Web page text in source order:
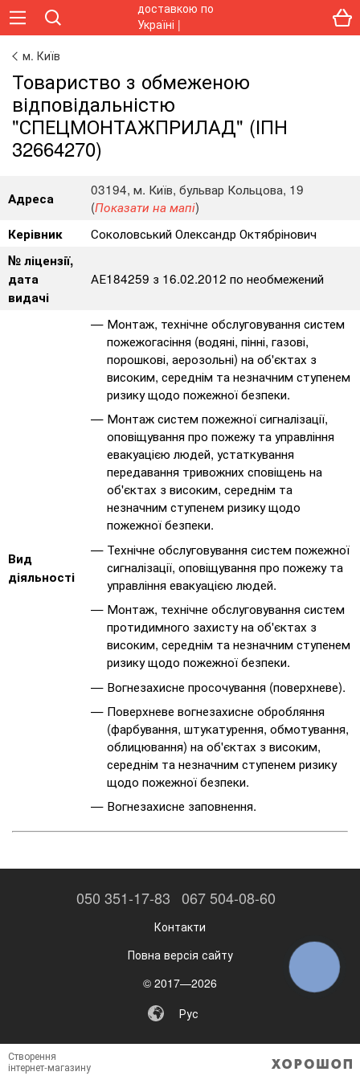
м. Київ
Товариство з обмеженою
відповідальністю
"СПЕЦМОНТАЖПРИЛАД" (ІПН
32664270)
Адреса
03194, м. Київ, бульвар Кольцова, 19
(Показати на мапі)
Керівник
Соколовський Олександр Октябрінович
№ ліцензії,
дата
видачі
АЕ184259 з 16.02.2012 по необмежений
Вид
діяльності
Монтаж, технічне обслуговування систем
пожежогасіння (водяні, пінні, газові,
порошкові, аерозольні) на об'єктах з
високим, середнім та незначним ступенем
ризику щодо пожежної безпеки.
Монтаж систем пожежної сигналізації,
оповіщування про пожежу та управління
евакуацією людей, устаткування
передавання тривожних сповіщень на
об'єктах з високим, середнім та
незначним ступенем ризику щодо
пожежної безпеки.
Технічне обслуговування систем пожежної
сигналізації, оповіщування про пожежу та
управління евакуацією людей.
Монтаж, технічне обслуговування систем
протидимного захисту на об'єктах з
високим, середнім та незначним ступенем
ризику щодо пожежної безпеки.
Вогнезахисне просочування (поверхневе).
Поверхневе вогнезахисне обробляння
(фарбування, штукатурення, обмотування,
облицювання) на об'єктах з високим,
середнім та незначним ступенем ризику
щодо пожежної безпеки.
Вогнезахисне заповнення.
050 351-17-83 067 504-08-60
Контакти
Повна версія сайту
© 2017—2026
Рус
Створення
інтернет-магазину